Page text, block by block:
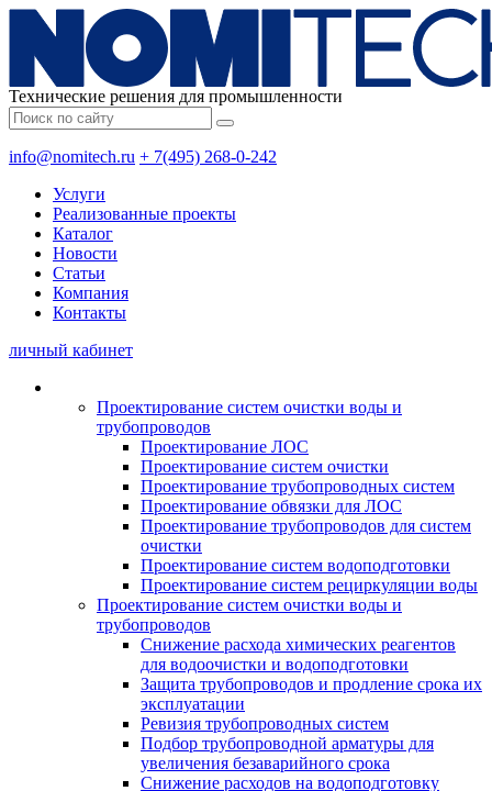
Технические решения для промышленности
info@nomitech.ru + 7(495) 268-0-242
Услуги
Реализованные проекты
Каталог
Новости
Статьи
Компания
Контакты
личный кабинет
Проектирование систем очистки воды и
трубопроводов
Проектирование ЛОС
Проектирование систем очистки
Проектирование трубопроводных систем
Проектирование обвязки для ЛОС
Проектирование трубопроводов для систем
очистки
Проектирование систем водоподготовки
Проектирование систем рециркуляции воды
Проектирование систем очистки воды и
трубопроводов
Снижение расхода химических реагентов
для водоочистки и водоподготовки
Защита трубопроводов и продление срока их
эксплуатации
Ревизия трубопроводных систем
Подбор трубопроводной арматуры для
увеличения безаварийного срока
Снижение расходов на водоподготовку